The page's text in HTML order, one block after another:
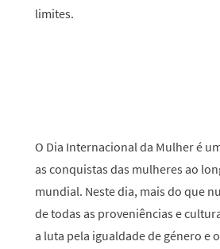
limites.
O Dia Internacional da Mulher é
as conquistas das mulheres ao
mundial. Neste dia, mais do que
de todas as proveniências e
a luta pela igualdade de género e